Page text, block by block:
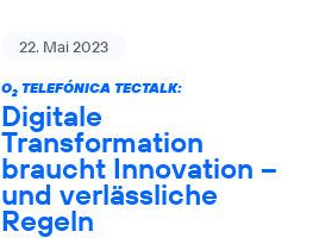
22. Mai 2023
O2TELEFÓNICA TECTALK:
Digitale
Transformation
braucht Innovation –
und verlässliche
Regeln